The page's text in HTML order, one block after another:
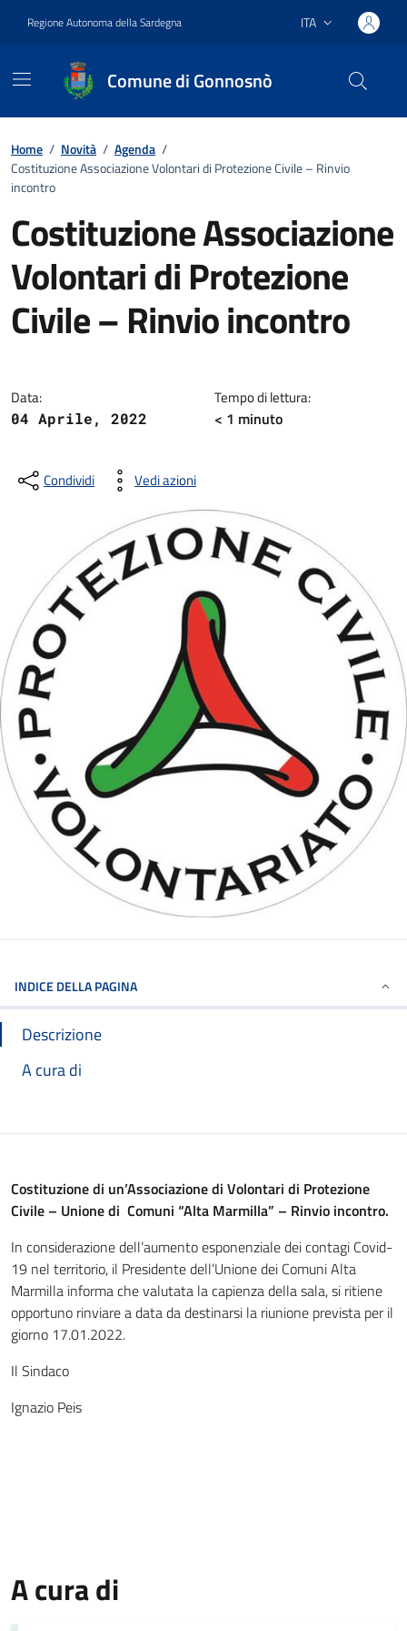
Regione Autonoma della Sardegna Lingua attiva:
ITA
Comune di Gonnosnò
Home / Novità / Agenda /
Costituzione Associazione Volontari di Protezione Civile – Rinvio
incontro
Costituzione Associazione
Volontari di Protezione
Civile – Rinvio incontro
Data:
04 Aprile, 2022
Tempo di lettura:
< 1 minuto
Condividi Vedi azioni
INDICE DELLA PAGINA
Descrizione
A cura di
Costituzione di un’Associazione di Volontari di Protezione
Civile – Unione di Comuni “Alta Marmilla” – Rinvio incontro.
In considerazione dell’aumento esponenziale dei contagi Covid-
19 nel territorio, il Presidente dell’Unione dei Comuni Alta
Marmilla informa che valutata la capienza della sala, si ritiene
opportuno rinviare a data da destinarsi la riunione prevista per il
giorno 17.01.2022.
Il Sindaco
Ignazio Peis
A cura di